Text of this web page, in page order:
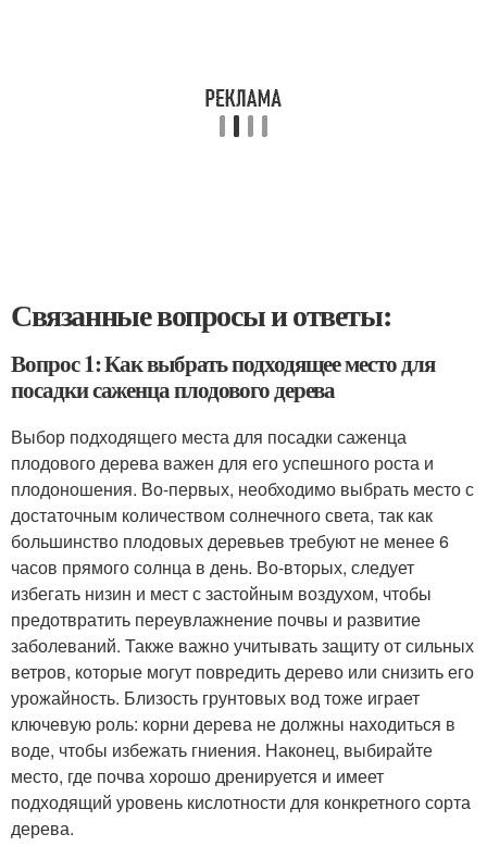
Связанные вопросы и ответы:
Вопрос 1: Как выбрать подходящее место для
посадки саженца плодового дерева
Выбор подходящего места для посадки саженца
плодового дерева важен для его успешного роста и
плодоношения. Во-первых, необходимо выбрать место с
достаточным количеством солнечного света, так как
большинство плодовых деревьев требуют не менее 6
часов прямого солнца в день. Во-вторых, следует
избегать низин и мест с застойным воздухом, чтобы
предотвратить переувлажнение почвы и развитие
заболеваний. Также важно учитывать защиту от сильных
ветров, которые могут повредить дерево или снизить его
урожайность. Близость грунтовых вод тоже играет
ключевую роль: корни дерева не должны находиться в
воде, чтобы избежать гниения. Наконец, выбирайте
место, где почва хорошо дренируется и имеет
подходящий уровень кислотности для конкретного сорта
дерева.